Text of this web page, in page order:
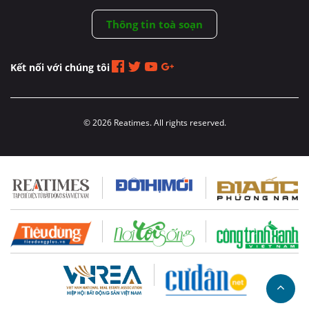
Thông tin toà soạn
Kết nối với chúng tôi
© 2026 Reatimes. All rights reserved.